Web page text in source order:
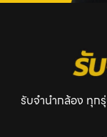
รับจำนำกล้อง ทุก